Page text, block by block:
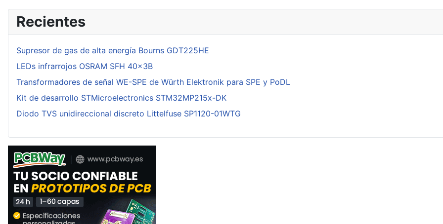
Recientes
Supresor de gas de alta energía Bourns GDT225HE
LEDs infrarrojos OSRAM SFH 40x3B
Transformadores de señal WE-SPE de Würth Elektronik para SPE y PoDL
Kit de desarrollo STMicroelectronics STM32MP215x-DK
Diodo TVS unidireccional discreto Littelfuse SP1120-01WTG